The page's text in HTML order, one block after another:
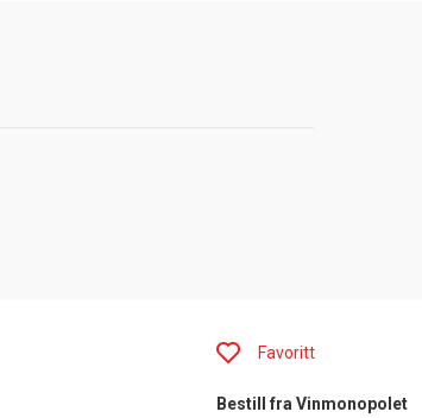
Favoritt
Bestill fra Vinmonopolet